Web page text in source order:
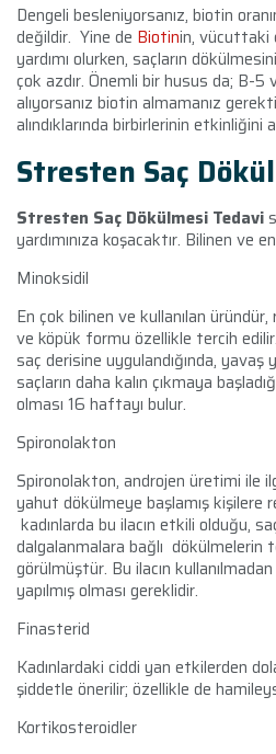
Dengeli besleniyorsanız, biotin
değildir. Yine de Biotinin, vücuttaki
yardımı olurken, saçların
çok azdır. Önemli bir husus da; B-
alıyorsanız biotin almamanız
alındıklarında birbirlerinin etkinliğini
Stresten Saç
Stresten Saç Dökülmesi Tedavi
yardımınıza koşacaktır. Bilinen ve
Minoksidil
En çok bilinen ve kullanılan üründür,
ve köpük formu özellikle tercih
saç derisine uygulandığında,
saçların daha kalın çıkmaya
olması 16 haftayı bulur.
Spironolakton
Spironolakton, androjen üretimi ile
yahut dökülmeye başlamış kişilere
kadınlarda bu ilacın etkili olduğu,
dalgalanmalara bağlı dökülmelerin
görülmüştür. Bu ilacın
yapılmış olması gereklidir.
Finasterid
Kadınlardaki ciddi yan etkilerden
şiddetle önerilir; özellikle de
Kortikosteroidler